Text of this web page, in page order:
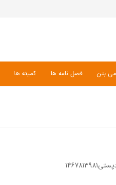
بتن فصل نامه ها کمیته ها